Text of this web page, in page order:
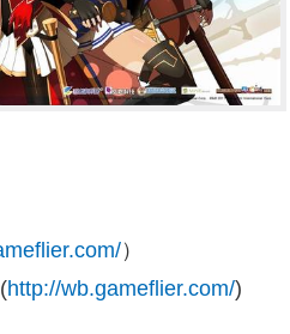
）
http://wb.gameflier.com/)